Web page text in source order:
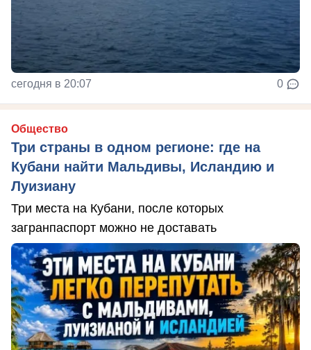
сегодня в 20:07 0
Общество
Три страны в одном регионе: где на
Кубани найти Мальдивы, Исландию и
Луизиану
Три места на Кубани, после которых
загранпаспорт можно не доставать